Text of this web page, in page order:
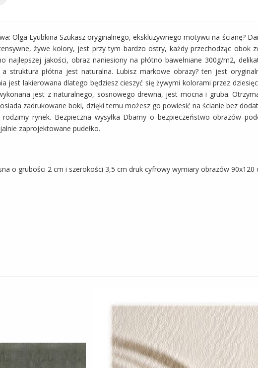
Olga Lyubkina Szukasz oryginalnego, ekskluzywnego motywu na ścianę?
żywe kolory, jest przy tym bardzo ostry, każdy przechodząc obok
najlepszej jakości, obraz naniesiony na płótno bawełniane 300g/m2,
struktura płótna jest naturalna. Lubisz markowe obrazy? ten jest
jest lakierowana dlatego będziesz cieszyć się żywymi kolorami przez
jest z naturalnego, sosnowego drewna, jest mocna i gruba.
zadrukowane boki, dzięki temu możesz go powiesić na ścianie bez
rynek. Bezpieczna wysyłka Dbamy o bezpieczeństwo obrazów
zaprojektowane pudełko.
o grubości 2 cm i szerokości 3,5 cm druk cyfrowy wymiary obrazów 90x120